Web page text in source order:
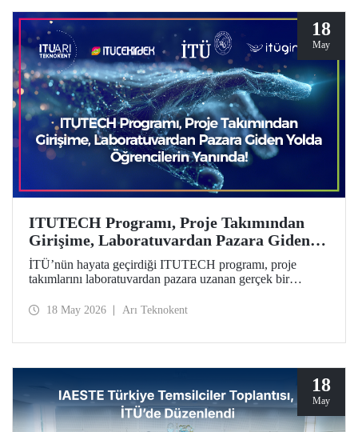
18
May
ITUTECH Programı, Proje Takımından
Girişime, Laboratuvardan Pazara Giden
Yolda Öğrencilerin Yanında
İTÜ’nün hayata geçirdiği ITUTECH programı, proje
takımlarını laboratuvardan pazara uzanan gerçek bir
18 May 2026 Arı Teknokent
18
May